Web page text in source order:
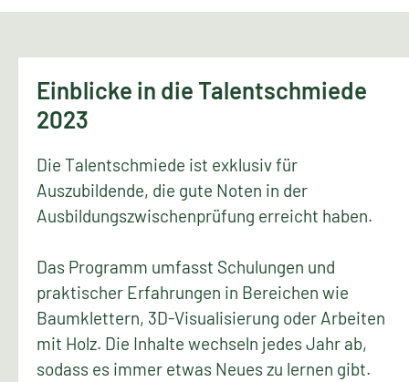
Einblicke in die Talentschmiede
2023
Die Talentschmiede ist exklusiv für
Auszubildende, die gute Noten in der
Ausbildungszwischenprüfung erreicht haben.
Das Programm umfasst Schulungen und
praktischer Erfahrungen in Bereichen wie
Baumklettern, 3D-Visualisierung oder Arbeiten
mit Holz. Die Inhalte wechseln jedes Jahr ab,
sodass es immer etwas Neues zu lernen gibt.